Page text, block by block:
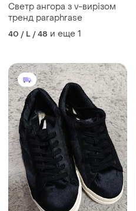
Светр ангора з v-вирізом
тренд paraphrase
40 / L / 48 и еще 1